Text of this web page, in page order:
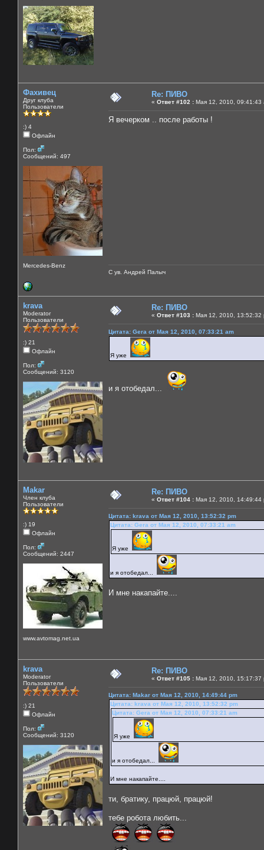
Фахивец
Друг клуба
Пользователи
:) 4
Офлайн
Пол:
Сообщений: 497
Mercedes-Benz
Re: ПИВО
« Ответ #102 : Мая 12, 2010, 09:41:43
Я вечерком .. после работы !
С ув. Андрей Палыч
krava
Moderator
Пользователи
:) 21
Офлайн
Пол:
Сообщений: 3120
Re: ПИВО
« Ответ #103 : Мая 12, 2010, 13:52:32
Цитата: Gera от Мая 12, 2010, 07:33:21 am
Я уже
и я отобедал...
Makar
Член клуба
Пользователи
:) 19
Офлайн
Пол:
Сообщений: 2447
www.avtomag.net.ua
Re: ПИВО
« Ответ #104 : Мая 12, 2010, 14:49:44
Цитата: krava от Мая 12, 2010, 13:52:32 pm
Цитата: Gera от Мая 12, 2010, 07:33:21 am
Я уже
и я отобедал...
И мне накапайте....
krava
Moderator
Пользователи
:) 21
Офлайн
Пол:
Сообщений: 3120
Re: ПИВО
« Ответ #105 : Мая 12, 2010, 15:17:37
Цитата: Makar от Мая 12, 2010, 14:49:44 pm
Цитата: krava от Мая 12, 2010, 13:52:32 pm
Цитата: Gera от Мая 12, 2010, 07:33:21 am
Я уже
и я отобедал...
И мне накапайте....
ти, братику, працюй, працюй!
тебе робота любить...